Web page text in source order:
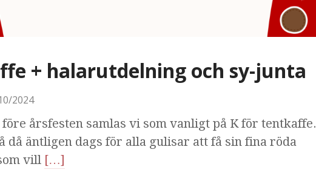
+ halarutdelning och sy-junta
2024
före årsfesten samlas vi som vanligt på K för tentkaffe.
då äntligen dags för alla gulisar att få sin fina röda
vill […]